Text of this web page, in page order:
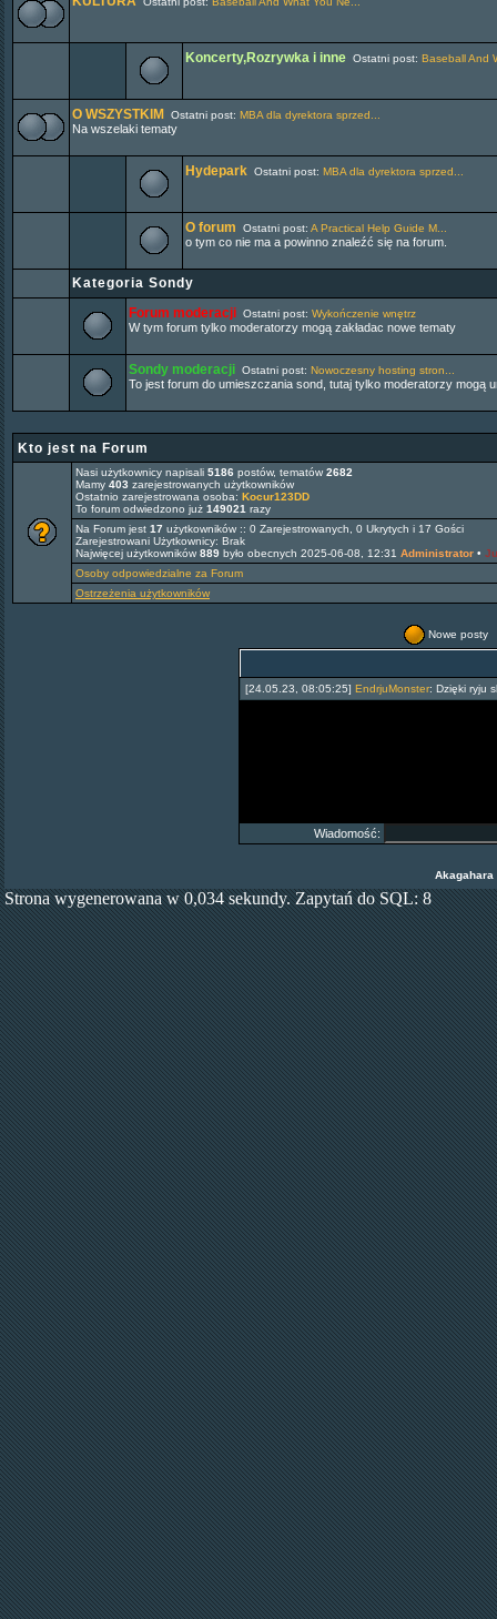
Koncerty,Rozrywka i inne Ostatni post: Baseball And
O WSZYSTKIM Ostatni post: MBA dla dyrektora sprzed...
Na wszelaki tematy
Hydepark Ostatni post: MBA dla dyrektora sprzed...
O forum Ostatni post: A Practical Help Guide M...
o tym co nie ma a powinno znaleźć się na forum.
Kategoria Sondy
Forum moderacji Ostatni post: Wykończenie wnętrz
W tym forum tylko moderatorzy mogą zakładac nowe tematy
Sondy moderacji Ostatni post: Nowoczesny hosting stron...
To jest forum do umieszczania sond, tutaj tylko moderatorzy mogą
Kto jest na Forum
Nasi użytkownicy napisali 5186 postów, tematów 2682
Mamy 403 zarejestrowanych użytkowników
Ostatnio zarejestrowana osoba: Kocur123DD
To forum odwiedzono już 149021 razy
Na Forum jest 17 użytkowników :: 0 Zarejestrowanych, 0 Ukrytych i 17 Gości
Zarejestrowani Użytkownicy: Brak
Najwięcej użytkowników 889 było obecnych 2025-06-08, 12:31 Administrator •
Osoby odpowiedzialne za Forum
Ostrzeżenia użytkowników
Nowe posty
[24.05.23, 08:05:25] EndrjuMonster: Dzięki ryju
Wiadomość:
Akagahara
Strona wygenerowana w 0,034 sekundy. Zapytań do SQL: 8